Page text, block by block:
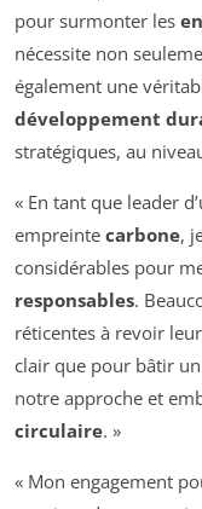
pour surmonter les
nécessite non
également une
développement
stratégiques, au
« En tant que leader
empreinte carbone,
considérables pour
responsables.
réticentes à revoir
clair que pour bâtir
notre approche et
circulaire. »
« Mon engagement